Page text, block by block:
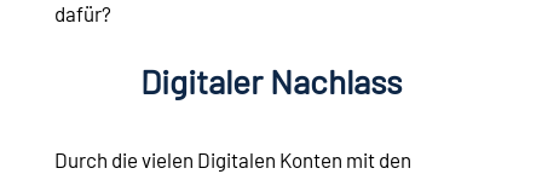
dafür?
Digitaler Nachlass
Durch die vielen Digitalen Konten mit den